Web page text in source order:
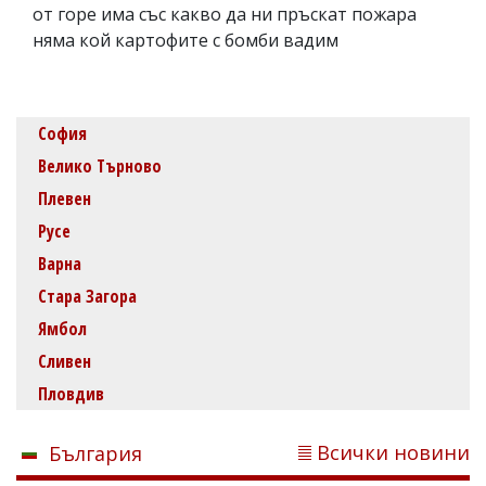
от горе има със какво да ни пръскат пожара
няма кой картофите с бомби вадим
София
Велико Търново
Плевен
Русе
Варна
Стара Загора
Ямбол
Сливен
Пловдив
България Всички новини